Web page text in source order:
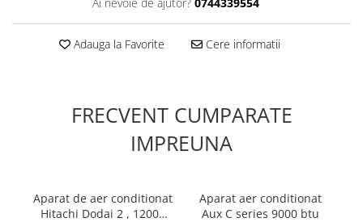
Adauga la Favorite Cere informatii
FRECVENT CUMPARATE
IMPREUNA
Aparat de aer conditionat
Hitachi Dodai 2 , 12000
Aparat aer conditionat
Aux C series 9000 btu